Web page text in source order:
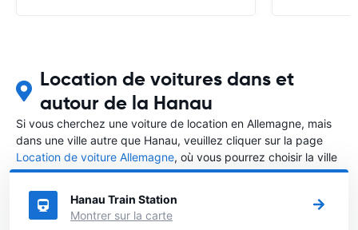
Location de voitures dans et
autour de la Hanau
Si vous cherchez une voiture de location en Allemagne, mais
dans une ville autre que Hanau, veuillez cliquer sur la page
Location de voiture Allemagne, où vous pourrez choisir la ville
dans le Allemagne où vous souhaitez louer une voiture.
Hanau Train Station
Montrer sur la carte